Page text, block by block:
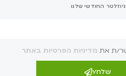
החודשי שלנו
ת את מדיניות הפרטיות באתר
שלח/י